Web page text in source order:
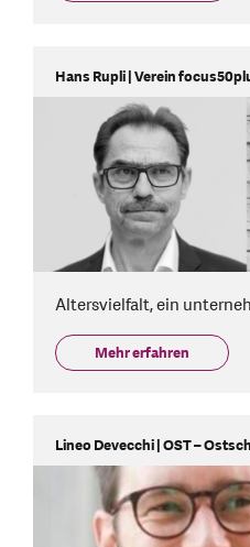
Hans Rupli | Verein
Altersvielfalt, ein
Mehr erfahren
Lineo Devecchi | OST –